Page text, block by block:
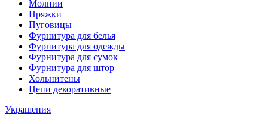
Молнии
Пряжки
Пуговицы
Фурнитура для белья
Фурнитура для одежды
Фурнитура для сумок
Фурнитура для штор
Хольнитены
Цепи декоративные
Украшения